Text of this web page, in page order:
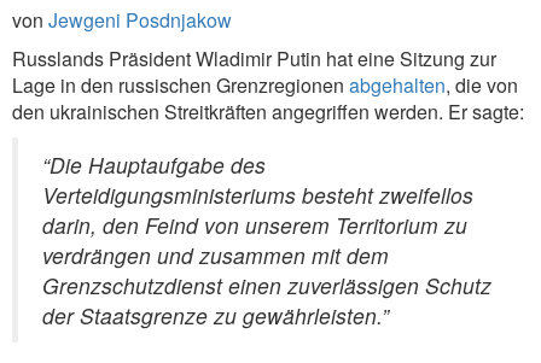
von Jewgeni Posdnjakow
Russlands Präsident Wladimir Putin hat eine Sitzung zur
Lage in den russischen Grenzregionen abgehalten, die von
den ukrainischen Streitkräften angegriffen werden. Er sagte:
“Die Hauptaufgabe des
Verteidigungsministeriums besteht zweifellos
darin, den Feind von unserem Territorium zu
verdrängen und zusammen mit dem
Grenzschutzdienst einen zuverlässigen Schutz
der Staatsgrenze zu gewährleisten.”